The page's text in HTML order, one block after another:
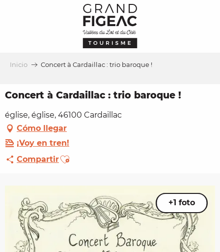
Inicio Concert à Cardaillac : trio baroque !
Concert à Cardaillac : trio baroque !
église, église, 46100 Cardaillac
Cómo llegar
¡Voy en tren!
CompartirAjouter aux favoris
+1 foto